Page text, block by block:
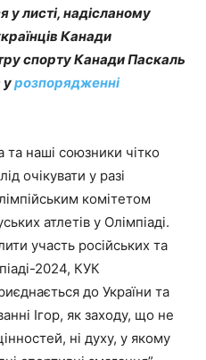
у листі, надісланому
Канади
спорту Канади Паскаль
урозпорядженні
наші союзники чітко
очікувати у разі
комітетом
атлетів у Олімпіаді.
участь російських та
2024, КУК
до України та
Ігор, як заходу, що не
ні духу, у якому